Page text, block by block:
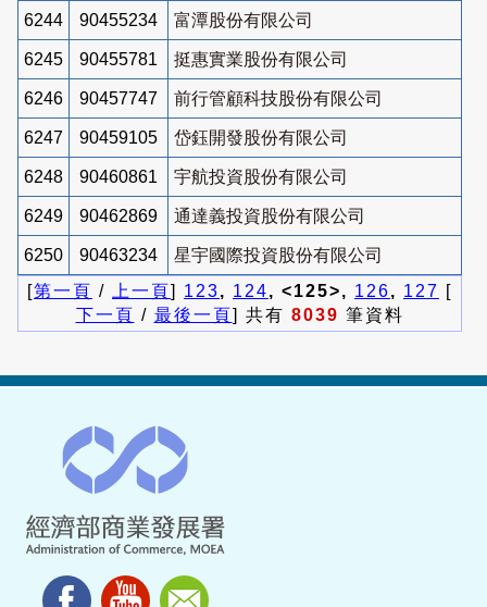
6244 90455234 富潭股份有限公司
6245 90455781 挺惠實業股份有限公司
6246 90457747 前行管顧科技股份有限公司
6247 90459105 岱鈺開發股份有限公司
6248 90460861 宇航投資股份有限公司
6249 90462869 通達義投資股份有限公司
6250 90463234
星宇國際投資股份有限公司
[第一頁 / 上一頁] 123, 124, <125>, 126, 127 [
下一頁 / 最後一頁] 共有 8039 筆資料